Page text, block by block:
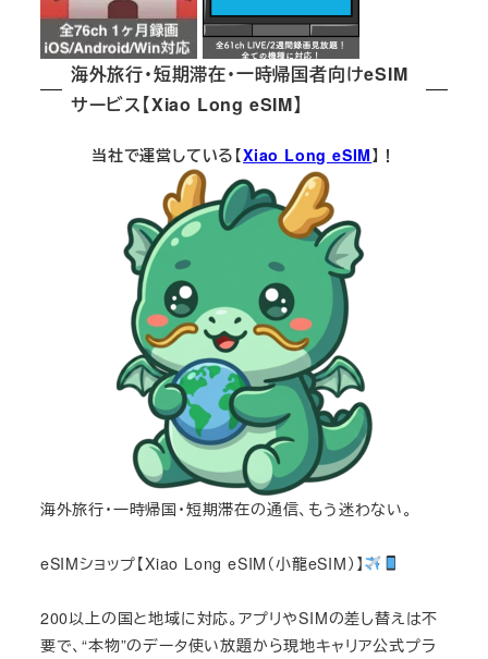
海外旅行・短期滞在・一時帰国者向けeSIM
サービス【Xiao Long eSIM】
当社で運営している【Xiao Long eSIM】！
海外旅行・一時帰国・短期滞在の通信、もう迷わない。
eSIMショップ【Xiao Long eSIM（小龍eSIM）】
200以上の国と地域に対応。アプリやSIMの差し替えは不
要で、“本物”のデータ使い放題から現地キャリア公式プラ